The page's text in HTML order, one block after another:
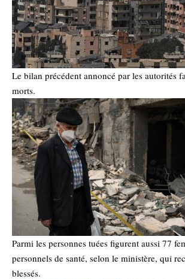
Le bilan précédent annoncé par les autorités
morts.
Parmi les personnes tuées figurent aussi 77
personnels de santé, selon le ministère, qui
blessés.